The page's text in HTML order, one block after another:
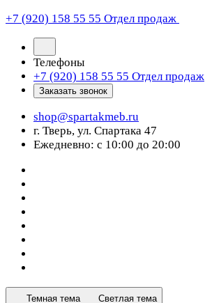
+7 (920) 158 55 55 Отдел продаж
Телефоны
+7 (920) 158 55 55 Отдел продаж
Заказать звонок
shop@spartakmeb.ru
г. Тверь, ул. Спартака 47
Ежедневно: с 10:00 до 20:00
Темная тема Светлая тема